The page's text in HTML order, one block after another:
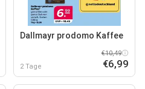
Dallmayr prodomo Kaffee
2 Tage
€10,49
€6,99